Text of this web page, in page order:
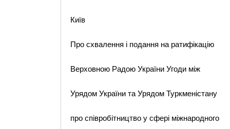
Київ
Про схвалення і подання на ратифікацію
Верховною Радою України Угоди між
Урядом України та Урядом Туркменістану
про співробітництво у сфері міжнародного